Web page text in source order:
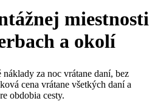
miestnosti
a okolí
za noc vrátane daní, bez
cena vrátane všetkých daní a
obdobia cesty.